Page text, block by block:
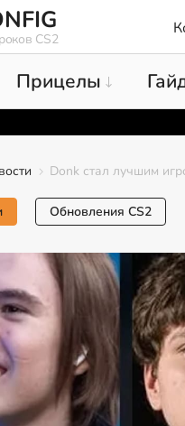
CS2
Прицелы
Donk стал лучшим
Обновления CS2